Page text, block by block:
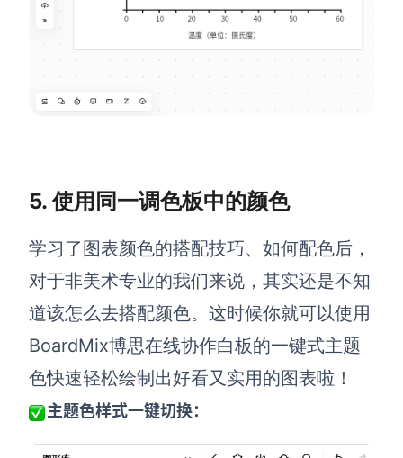
5. 使用同一调色板中的颜色
学习了图表颜色的搭配技巧、如何配色后，
对于非美术专业的我们来说，其实还是不知
道该怎么去搭配颜色。这时候你就可以使用
BoardMix博思在线协作白板的一键式主题
色快速轻松绘制出好看又实用的图表啦！
主题色样式一键切换：